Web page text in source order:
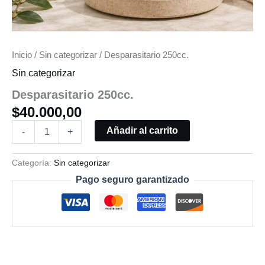
Inicio / Sin categorizar / Desparasitario 250cc.
Sin categorizar
Desparasitario 250cc.
$40.000,00
- + Añadir al carrito
Categoría: Sin categorizar
Pago seguro garantizado